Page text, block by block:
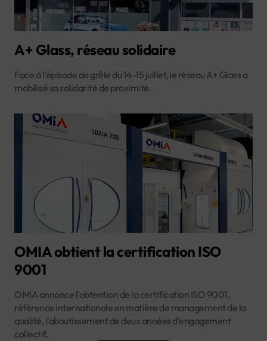
A+ Glass, réseau solidaire
Face à l’épisode de grêle du 14-15 juillet, le réseau A+ Glass a
mobilisé sa solidarité de proximité.
OMIA obtient la certification ISO
9001
OMIA annonce l’obtention de la certification ISO 9001,
référence internationale en matière de management de la
qualité, l’aboutissement de deux années d’engagement
collectif.